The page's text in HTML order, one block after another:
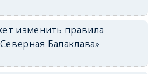
изменить правила
Балаклава»